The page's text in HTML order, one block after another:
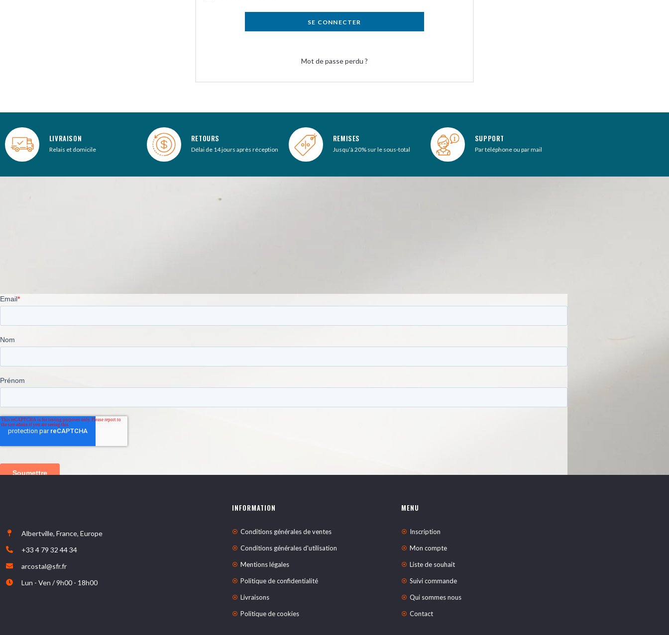
SE CONNECTER
Mot de passe perdu ?
LIVRAISON
Relais et domicile
RETOURS
Délai de 14 jours après réception
REMISES
Jusqu’à 20% sur le sous-total
SUPPORT
Par téléphone ou par mail
Albertville, France, Europe
+33 4 79 32 44 34
arcostal@sfr.fr
Lun - Ven / 9h00 - 18h00
INFORMATION
Conditions générales de ventes
Conditions générales d'utilisation
Mentions légales
Politique de confidentialité
Livraisons
Politique de cookies
MENU
Inscription
Mon compte
Liste de souhait
Suivi commande
Qui sommes nous
Contact